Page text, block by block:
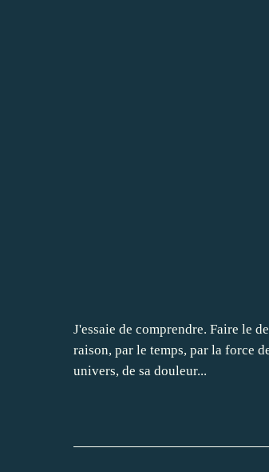
J'essaie de comprendre. Faire le
raison, par le temps, par la force
univers, de sa douleur...